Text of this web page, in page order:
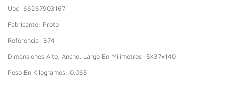
Upc: 662679031671
Fabricante: Proto
Referencia: 374
Dimensiones Alto, Ancho, Largo En Milimetros: 5X37x140
Peso En Kilogramos: 0.065